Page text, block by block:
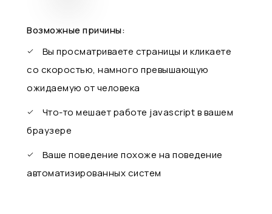
Возможные причины:
Вы просматриваете страницы и кликаете
со скоростью, намного превышающую
ожидаемую от человека
Что-то мешает работе javascript в вашем
браузере
Ваше поведение похоже на поведение
автоматизированных систем